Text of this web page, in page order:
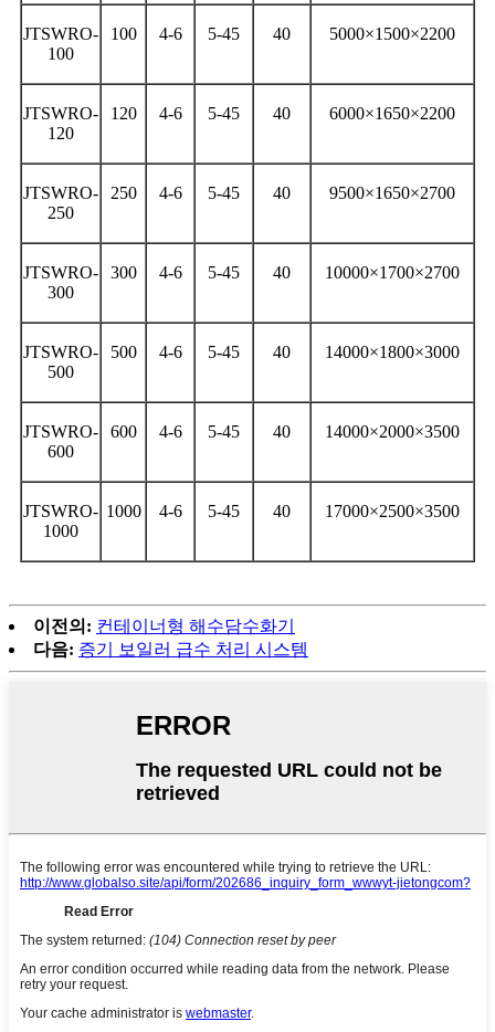
JTSWRO-
100
100 4-6 5-45 40 5000×1500×2200
JTSWRO-
120
120 4-6 5-45 40 6000×1650×2200
JTSWRO-
250
250 4-6 5-45 40 9500×1650×2700
JTSWRO-
300
300 4-6 5-45 40 10000×1700×2700
JTSWRO-
500
500 4-6 5-45 40 14000×1800×3000
JTSWRO-
600
600 4-6 5-45 40 14000×2000×3500
JTSWRO-
1000
1000 4-6 5-45 40 17000×2500×3500
이전의: 컨테이너형 해수담수화기
다음: 증기 보일러 급수 처리 시스템